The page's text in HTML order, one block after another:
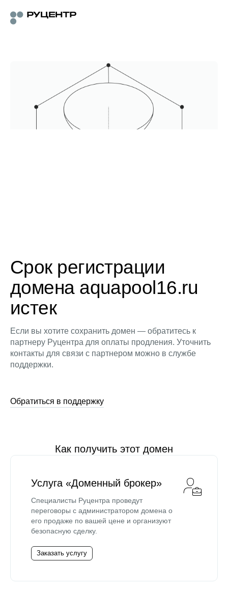
Срок регистрации
домена aquapool16.ru
истек
Если вы хотите сохранить домен — обратитесь к
партнеру Руцентра для оплаты продления. Уточнить
контакты для связи с партнером можно в службе
поддержки.
Обратиться в поддержку
Как получить этот домен
Услуга «Доменный брокер»
Специалисты Руцентра проведут
переговоры с администратором домена о
его продаже по вашей цене и организуют
безопасную сделку.
Заказать услугу